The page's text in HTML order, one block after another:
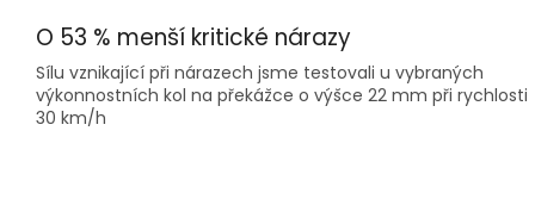
O 53 % menší kritické nárazy
Sílu vznikající při nárazech jsme testovali u vybraných
výkonnostních kol na překážce o výšce 22 mm při rychlosti
30 km/h